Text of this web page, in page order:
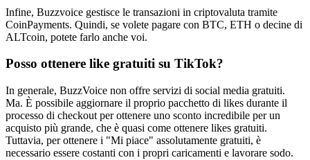
Infine, Buzzvoice gestisce le transazioni in criptovaluta tramite
CoinPayments. Quindi, se volete pagare con BTC, ETH o decine di
ALTcoin, potete farlo anche voi.
Posso ottenere like gratuiti su TikTok?
In generale, BuzzVoice non offre servizi di social media gratuiti.
Ma. È possibile aggiornare il proprio pacchetto di likes durante il
processo di checkout per ottenere uno sconto incredibile per un
acquisto più grande, che è quasi come ottenere likes gratuiti.
Tuttavia, per ottenere i "Mi piace" assolutamente gratuiti, è
necessario essere costanti con i propri caricamenti e lavorare sodo.